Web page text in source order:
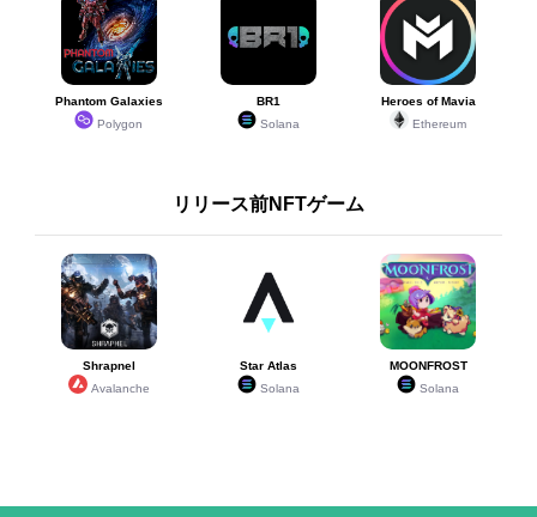
Phantom Galaxies
Polygon
BR1
Solana
Heroes of Mavia
Ethereum
リリース前NFTゲーム
Shrapnel
Avalanche
Star Atlas
Solana
MOONFROST
Solana